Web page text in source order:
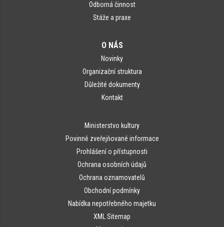
Odborná činnost
Stáže a praxe
O NÁS
Novinky
Organizační struktura
Důležité dokumenty
Kontakt
Ministerstvo kultury
Povinně zveřejňované informace
Prohlášení o přístupnosti
Ochrana osobních údajů
Ochrana oznamovatelů
Obchodní podmínky
Nabídka nepotřebného majetku
XML Sitemap